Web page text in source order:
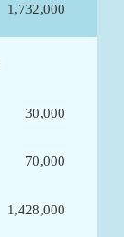
1,732,000
30,000
70,000
1,428,000